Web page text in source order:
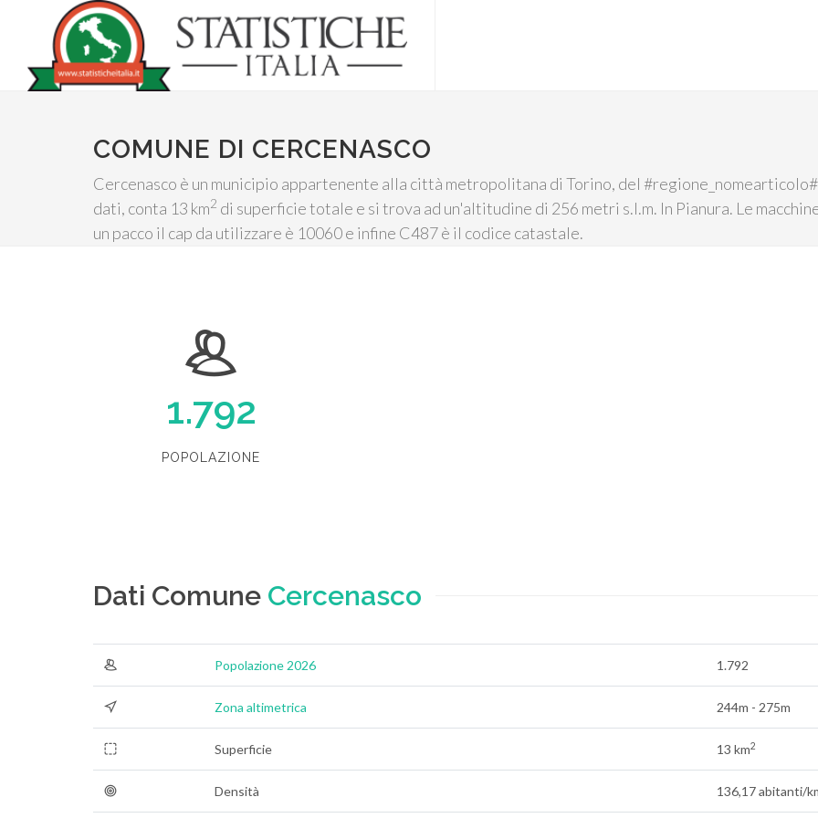
COMUNE DI CERCENASCO
Cercenasco è un municipio appartenente alla città metropolitana di Torino, del
dati, conta 13 km2 di superficie totale e si trova ad un'altitudine di 256 metri s.l.m. In Pianura. Le
un pacco il cap da utilizzare è 10060 e infine C487 è il codice catastale.
1.792
POPOLAZIONE
Dati Comune Cercenasco
Popolazione 2026 1.792
Zona altimetrica 244m - 275m
Superficie 13 km2
Densità 136,17 abitanti/